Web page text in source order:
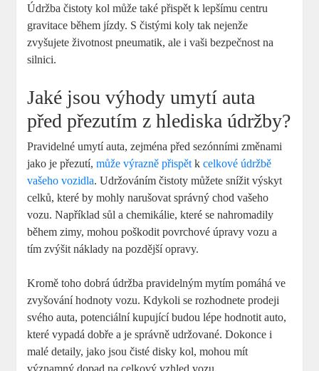
Údržba čistoty kol může také přispět k lepšímu centru
gravitace během jízdy. S čistými koly tak nejenže
zvyšujete životnost pneumatik, ale i vaši bezpečnost na
silnici.
Jaké jsou výhody umytí auta
před přezutím z hlediska údržby?
Pravidelné umytí auta, zejména před sezónními změnami
jako je přezutí,může výrazně přispět kcelkové údržbě
vašeho vozidla. Udržováním čistoty můžete snížit výskyt
celků, které by mohly narušovat správný chod vašeho
vozu. Například sůl a chemikálie, které se nahromadily
během zimy, mohou poškodit povrchové úpravy vozu a
tím zvýšit náklady na pozdější opravy.
Kromě toho dobrá údržba pravidelným mytím pomáhá ve
zvyšování hodnoty vozu. Kdykoli se rozhodnete prodeji
svého auta, potenciální kupující budou lépe hodnotit auto,
které vypadá dobře a je správně udržované. Dokonce i
malé detaily, jako jsou čisté disky kol, mohou mít